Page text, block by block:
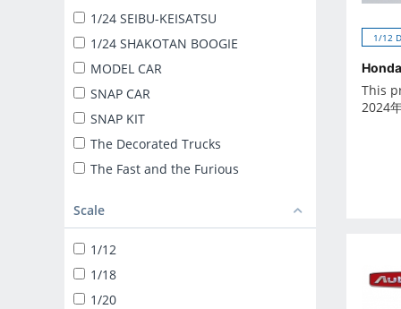
1/24 SEIBU-KEISATSU
1/24 SHAKOTAN BOOGIE
MODEL CAR
SNAP CAR
SNAP KIT
The Decorated Trucks
The Fast and the Furious
TUNED CAR
SNAP KIT
SUPER CAR
1/24 LIBERTY WALK
Scale
1/12
1/18
1/20
1/12
This
2024